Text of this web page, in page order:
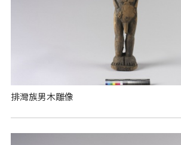
排灣族男木雕像